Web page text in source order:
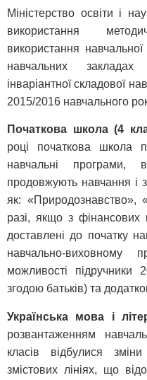
Міністерство освіти і
використання
використання навчальної
навчальних
інваріантної складової
2015/2016 навчального
Початкова школа (4
році початкова школа
навчальні програми,
продовжують навчання і
як: «Природознавство»,
разі, якщо з фінансових
доставлені до початку
навчально-виховному
можливості підручники
згодою батьків) та
Українська мова і
розвантаженням
класів відбулися
змістових лініях, що